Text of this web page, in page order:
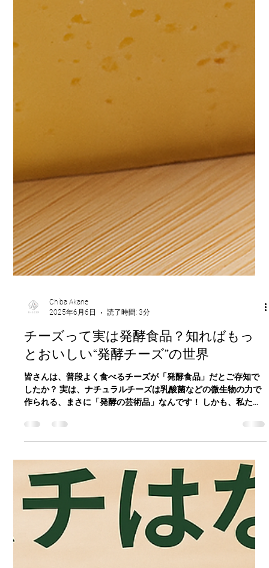
Chiba Akane
2025年6月6日
読了時間: 3分
チーズって実は発酵食品？知ればもっ
とおいしい“発酵チーズ”の世界
したか？ 実は、ナチュラルチーズは乳酸菌などの微生物の力で
作られる、まさに「発酵の芸術品」なんです！ しかも、私たち
る栄養パワー、そして、おいしく楽しむための秘訣を皆さんに